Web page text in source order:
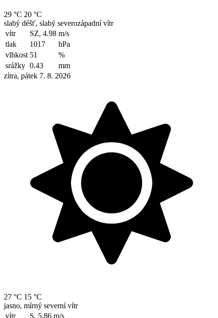
29 °C 20 °C
slabý déšť, slabý severozápadní vítr
vítr
SZ, 4.98 m/s
tlak
1017
hPa
vlhkost 51
%
srážky 0.43
mm
zítra, pátek 7. 8. 2026
27 °C 15 °C
jasno, mírný severní vítr
vítr
S, 5.86 m/s